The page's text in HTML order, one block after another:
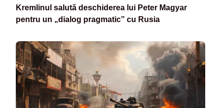
Kremlinul salută deschiderea lui Peter Magyar
pentru un „dialog pragmatic” cu Rusia